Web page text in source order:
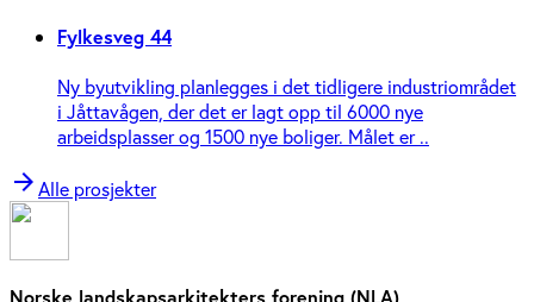
Fylkesveg 44
Ny byutvikling planlegges i det tidligere industriområdet
i Jåttavågen, der det er lagt opp til 6000 nye
arbeidsplasser og 1500 nye boliger. Målet er ..
arrow_forwardAlle prosjekter
Norske landskapsarkitekters forening (NLA)